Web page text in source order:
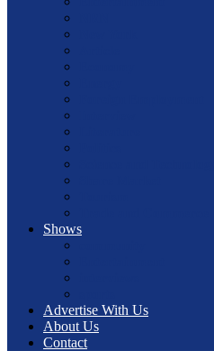
Shows
Advertise With Us
About Us
Contact